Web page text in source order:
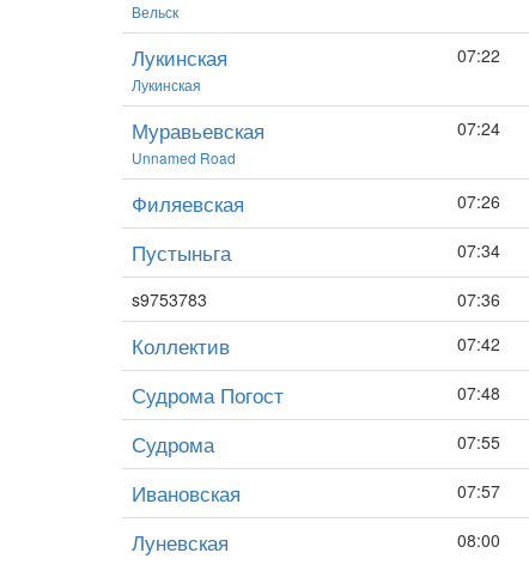
Вельск
Лукинская
Лукинская
07:22
Муравьевская
Unnamed Road
07:24
Филяевская 07:26
Пустыньга 07:34
s9753783 07:36
Коллектив 07:42
Судрома Погост 07:48
Судрома 07:55
Ивановская 07:57
Луневская 08:00